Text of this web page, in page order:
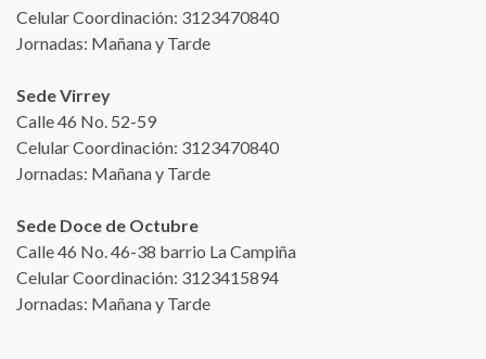
Celular Coordinación: 3123470840
Jornadas: Mañana y Tarde
Sede Virrey
Calle 46 No. 52-59
Celular Coordinación: 3123470840
Jornadas: Mañana y Tarde
Sede Doce de Octubre
Calle 46 No. 46-38 barrio La Campiña
Celular Coordinación: 3123415894
Jornadas: Mañana y Tarde